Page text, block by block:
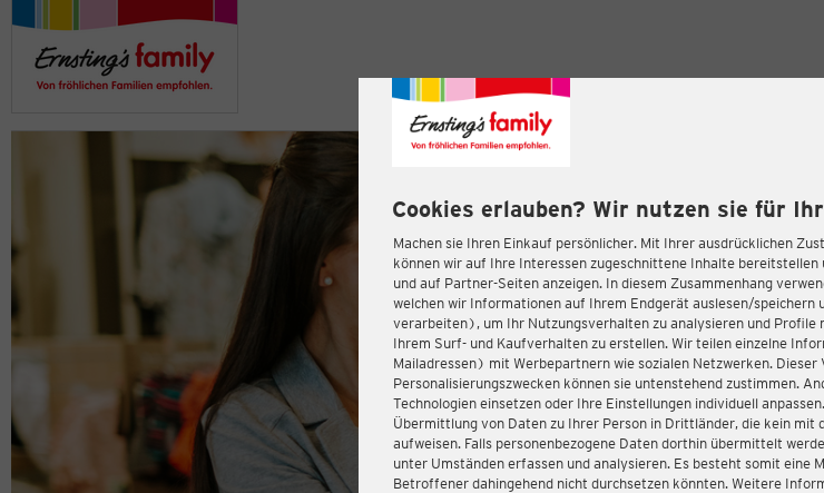
Cookies erlauben? Wir nutzen sie für
Machen sie Ihren Einkauf persönlicher. Mit Ihrer ausdrücklichen
können wir auf Ihre Interessen zugeschnittene Inhalte bereitstellen
und auf Partner-Seiten anzeigen. In diesem Zusammenhang
welchen wir Informationen auf Ihrem Endgerät auslesen/speichern
verarbeiten), um Ihr Nutzungsverhalten zu analysieren und Profile
Ihrem Surf- und Kaufverhalten zu erstellen. Wir teilen einzelne
Mailadressen) mit Werbepartnern wie sozialen Netzwerken. Dieser
Personalisierungszwecken können sie untenstehend zustimmen.
Technologien einsetzen oder Ihre Einstellungen individuell
Übermittlung von Daten zu Ihrer Person in Drittländer, die kein mit
aufweisen. Falls personenbezogene Daten dorthin übermittelt
unter Umständen erfassen und analysieren. Es besteht somit eine
Betroffener dahingehend nicht durchsetzen könnten. Weitere